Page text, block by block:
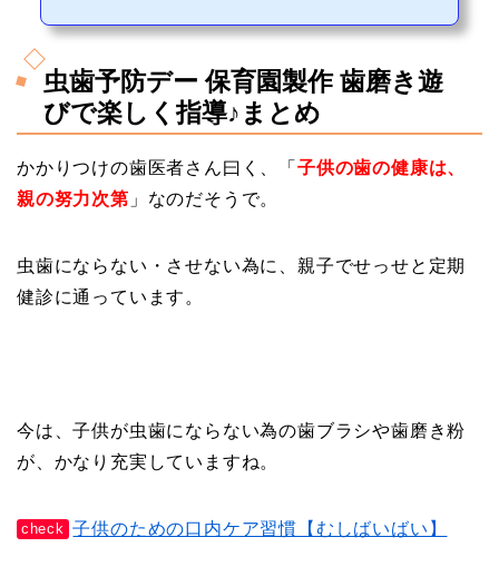
スマホのライトに重ねるだけの、簡単工作です。一般的に紹介され
けで作ったプラネタリウムです！ 夏休の自由研究や、キャン…
虫歯予防デー 保育園製作 歯磨き遊
びで楽しく指導♪まとめ
かかりつけの歯医者さん曰く、「子供の歯の健康は、
親の努力次第 」なのだそうで。
虫歯にならない・させない為に、親子でせっせと定期
健診に通っています。
今は、子供が虫歯にならない為の歯ブラシや歯磨き粉
が、かなり充実していますね。
check 子供のための口内ケア習慣【むしばいばい】